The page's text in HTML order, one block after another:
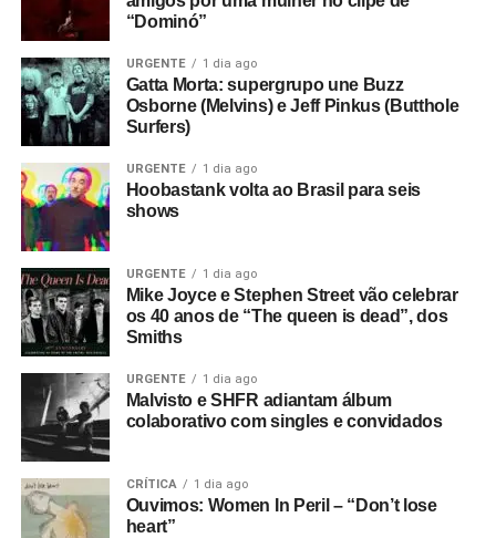
“Dominó”
URGENTE 1 dia ago
Gatta Morta: supergrupo une Buzz
Osborne (Melvins) e Jeff Pinkus (Butthole
Surfers)
URGENTE 1 dia ago
Hoobastank volta ao Brasil para seis
shows
URGENTE 1 dia ago
Mike Joyce e Stephen Street vão celebrar
os 40 anos de “The queen is dead”, dos
Smiths
URGENTE 1 dia ago
Malvisto e SHFR adiantam álbum
colaborativo com singles e convidados
CRÍTICA 1 dia ago
Ouvimos: Women In Peril – “Don’t lose
heart”